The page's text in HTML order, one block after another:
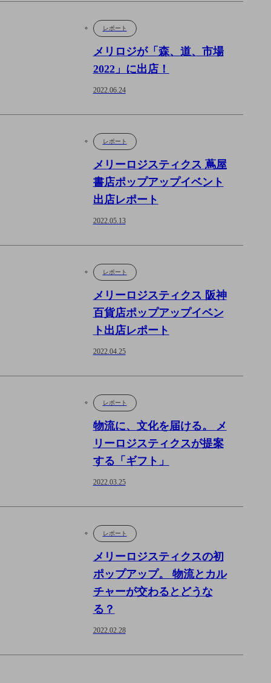
メリロジが「森、道、市場
2022」に出店！
レポート
2022.06.24
メリーロジスティクス 蔦屋
書店ポップアップイベント
出店レポート
レポート
2022.05.13
メリーロジスティクス 阪神
百貨店ポップアップイベン
ト出店レポート
レポート
2022.04.25
物流に、文化を届ける。 メ
リーロジスティクスが提案
する「ギフト」
レポート
2022.03.25
メリーロジスティクスの初
ポップアップ。 物流とカル
チャーが交わるとどうな
る？
レポート
2022.02.28